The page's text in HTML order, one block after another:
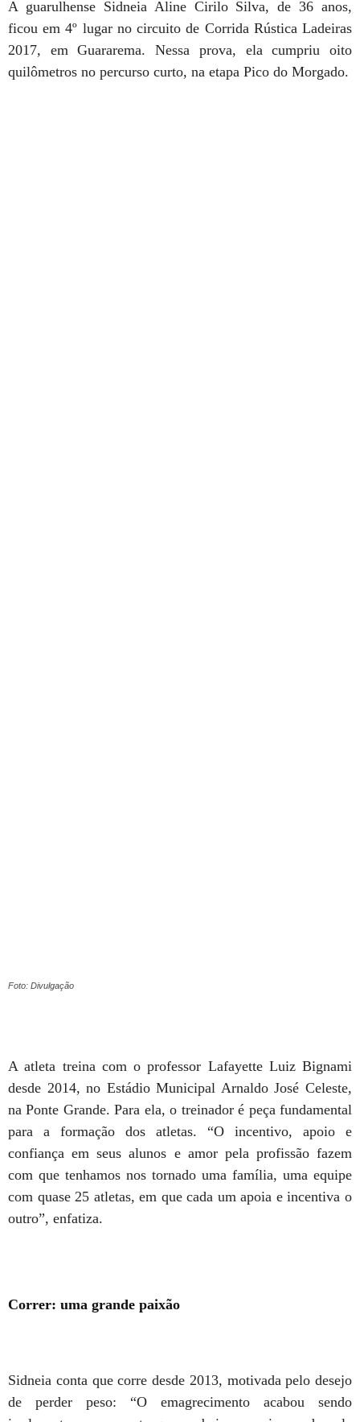
A guarulhense Sidneia Aline Cirilo Silva, de 36 anos,
ficou em 4º lugar no circuito de Corrida Rústica Ladeiras
2017, em Guararema. Nessa prova, ela cumpriu oito
quilômetros no percurso curto, na etapa Pico do Morgado.
Foto: Divulgação
A atleta treina com o professor Lafayette Luiz Bignami
desde 2014, no Estádio Municipal Arnaldo José Celeste,
na Ponte Grande. Para ela, o treinador é peça fundamental
para a formação dos atletas. “O incentivo, apoio e
confiança em seus alunos e amor pela profissão fazem
com que tenhamos nos tornado uma família, uma equipe
com quase 25 atletas, em que cada um apoia e incentiva o
outro”, enfatiza.
Correr: uma grande paixão
Sidneia conta que corre desde 2013, motivada pelo desejo
de perder peso: “O emagrecimento acabou sendo